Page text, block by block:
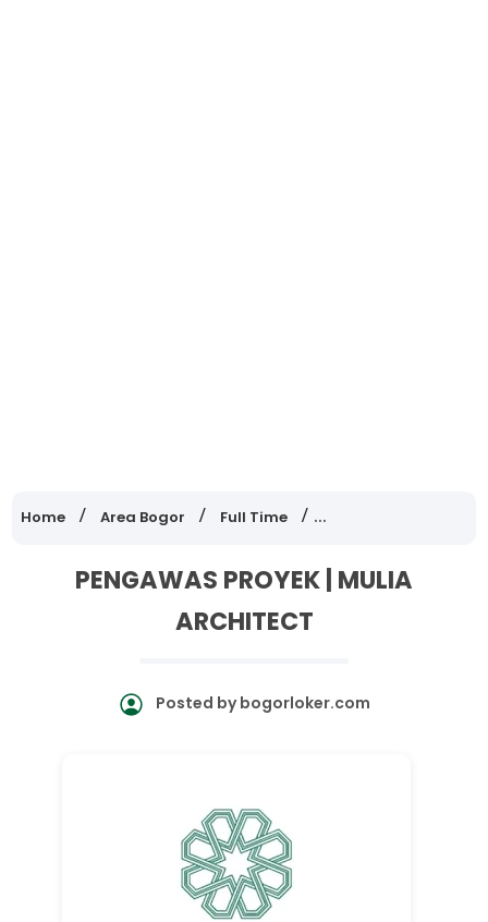
Home Area Bogor Full Time Lowongan Kerja
PENGAWAS PROYEK | MULIA
ARCHITECT
Posted bybogorloker.com